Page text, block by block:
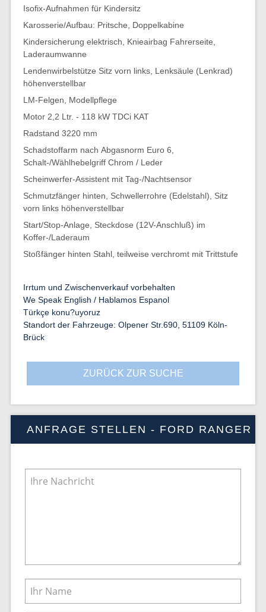
Isofix-Aufnahmen für Kindersitz
Karosserie/Aufbau: Pritsche, Doppelkabine
Kindersicherung elektrisch, Knieairbag Fahrerseite,
Laderaumwanne
Lendenwirbelstütze Sitz vorn links, Lenksäule (Lenkrad)
höhenverstellbar
LM-Felgen, Modellpflege
Motor 2,2 Ltr. - 118 kW TDCi KAT
Radstand 3220 mm
Schadstoffarm nach Abgasnorm Euro 6,
Schalt-/Wählhebelgriff Chrom / Leder
Scheinwerfer-Assistent mit Tag-/Nachtsensor
Schmutzfänger hinten, Schwellerrohre (Edelstahl), Sitz
vorn links höhenverstellbar
Start/Stop-Anlage, Steckdose (12V-Anschluß) im
Koffer-/Laderaum
Stoßfänger hinten Stahl, teilweise verchromt mit Trittstufe
Irrtum und Zwischenverkauf vorbehalten
We Speak English / Hablamos Espanol
Türkçe konu?uyoruz
Standort der Fahrzeuge: Olpener Str.690, 51109 Köln-
Brück
ZURÜCK ZUR SUCHE
ANFRAGE STELLEN - FORD RANGER